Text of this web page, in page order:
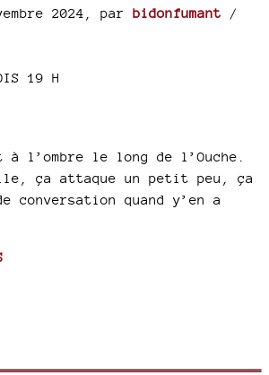
2024 par bidonfumant /
19 H
l’ombre le long de l’Ouche.
ça attaque un petit peu, ça
conversation quand y’en a